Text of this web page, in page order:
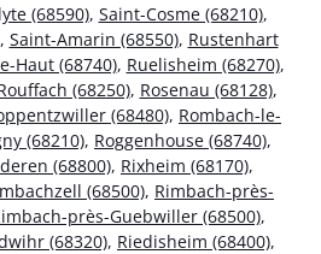
(68590), Saint-Cosme (68210),
, Saint-Amarin (68550), Rustenhart
Haut (68740), Ruelisheim (68270),
(68250), Rosenau (68128),
(68480), Rombach-le-
(68210), Roggenhouse (68740),
(68800), Rixheim (68170),
(68500), Rimbach-près-
près-Guebwiller (68500),
(68320), Riedisheim (68400),